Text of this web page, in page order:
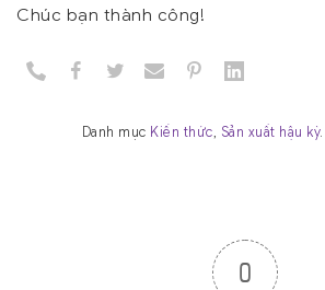
Chúc bạn thành công!
Danh mục Kiến thức, Sản xuất hậu kỳ
0